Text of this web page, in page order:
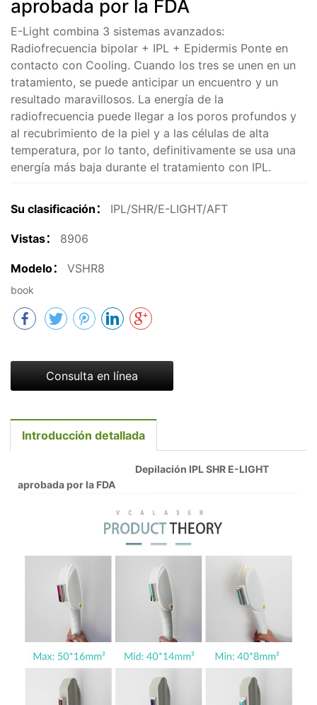
aprobada por la FDA
E-Light combina 3 sistemas avanzados:
Radiofrecuencia bipolar + IPL + Epidermis Ponte en
contacto con Cooling. Cuando los tres se unen en un
tratamiento, se puede anticipar un encuentro y un
resultado maravillosos. La energía de la
radiofrecuencia puede llegar a los poros profundos y
al recubrimiento de la piel y a las células de alta
temperatura, por lo tanto, definitivamente se usa una
energía más baja durante el tratamiento con IPL.
Su clasificación： IPL/SHR/E-LIGHT/AFT
Vistas： 8906
Modelo： VSHR8
book
Consulta en línea
Introducción detallada
Depilación IPL SHR E-LIGHT
aprobada por la FDA